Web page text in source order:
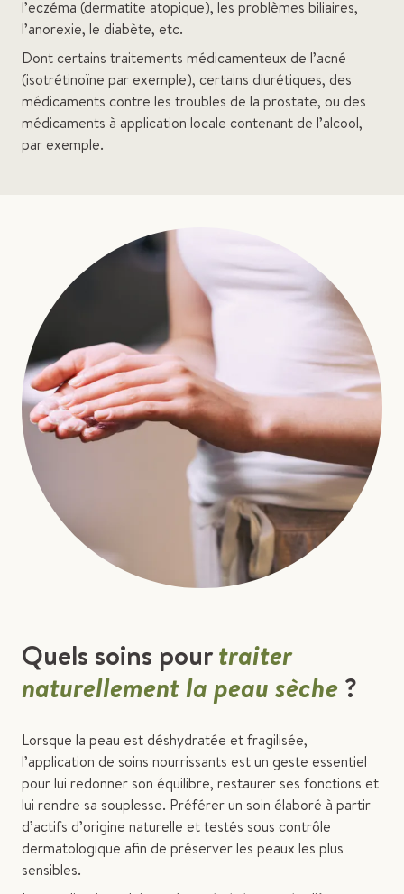
l’eczéma (dermatite atopique), les problèmes biliaires,
l’anorexie, le diabète, etc.
Dont certains traitements médicamenteux de l’acné
(isotrétinoïne par exemple), certains diurétiques, des
médicaments contre les troubles de la prostate, ou des
médicaments à application locale contenant de l’alcool,
par exemple.
Quels soins pourtraiter
naturellement la peau sèche?
Lorsque la peau est déshydratée et fragilisée,
l’application de soins nourrissants est un geste essentiel
pour lui redonner son équilibre, restaurer ses fonctions et
lui rendre sa souplesse. Préférer un soin élaboré à partir
d’actifs d’origine naturelle et testés sous contrôle
dermatologique afin de préserver les peaux les plus
sensibles.